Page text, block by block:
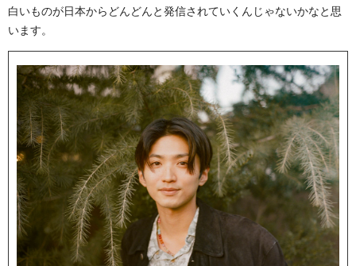
白いものが日本からどんどんと発信されていくんじゃないかなと思
います。